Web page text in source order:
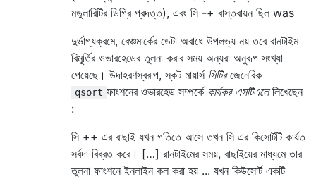
মডুলারিটির ডিগ্রি প্রদত্ত), এবং সি -+ বাস্তবায়ন ছিল was
দুর্ভাগ্যক্রমে, বেঞ্চমার্কের ডেটা অবাধে উপলভ্য নয় তবে রানটাইম
বিমূর্তির ওভারহেডের তুলনা করার সময় অন্যরা অনুরূপ সংখ্যা
পেয়েছে। উদাহরণস্বরূপ, স্কট মায়ার্স সিটিরজেনেরিক
qsort ফাংশনের ওভারহেড সম্পর্কে কার্যকর এসটিএলেলিখেছেন
:
সি ++ এর বাছাই যখন গতিতে আসে তখন সি এর কিসোর্টটি কার্যত
সর্বদা বিব্রত করে। […] রানটাইমের সময়, বাছাইয়ের মাধ্যমে তার
তুলনা ফাংশনে ইনলাইন কল করা হয় ... যখন কিউসোর্ট একটি